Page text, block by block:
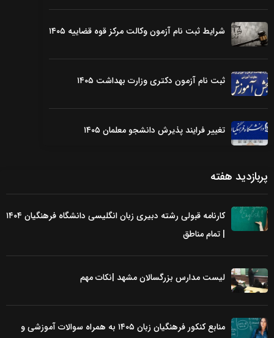
شرایط ثبت نام آزمون وکالت مرکز قوه قضاییه ۱۴۰۵
ثبت نام آزمون دکتری وزارت بهداشت ۱۴۰۵
تغییر فرایند پذیرش دانشجو معلمان ۱۴۰۵
پربازدید هفته
کارنامه قبولی رشته دبیری زبان انگلیسی دانشگاه فرهنگیان ۱۴۰۴
| تمام مناطق
لیست مدارس بزرگسالان مشهد |نکات مهم
منابع کنکور فرهنگیان زبان ۱۴۰۵ به همراه سوالات آموزشی و